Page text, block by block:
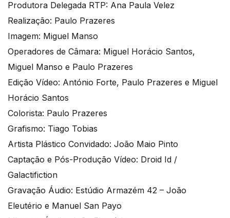
Produtora Delegada RTP: Ana Paula Velez
Realização: Paulo Prazeres
Imagem: Miguel Manso
Operadores de Câmara: Miguel Horácio Santos,
Miguel Manso e Paulo Prazeres
Edição Vídeo: António Forte, Paulo Prazeres e Miguel
Horácio Santos
Colorista: Paulo Prazeres
Grafismo: Tiago Tobias
Artista Plástico Convidado: João Maio Pinto
Captação e Pós-Produção Vídeo: Droid Id /
Galactifiction
Gravação Áudio: Estúdio Armazém 42 – João
Eleutério e Manuel San Payo